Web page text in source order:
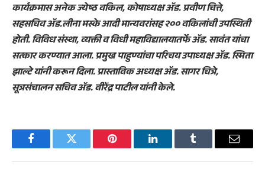
कार्यक्रमास अनेक ज्येष्ठ वकिल, कोषाध्यक्ष ॲड. प्रवीण चित्ते,
सहसचिव ॲड.लीना मस्के आदी मान्यवरांसह २०० वकिलांची उपस्थिती
होती. विविध संस्था, व्यक्ती व विधी महाविद्यालयातर्फे ॲड. सावंत यांचा
सत्कार करण्यात आला. प्रमुख पाहुण्यांचा परिचय उपाध्यक्ष ॲड. स्मिता
झाल्टे यांनी करून दिला. प्रास्ताविक अध्यक्ष ॲड. सागर चित्रे,
सूत्रसंचालन सचिव ॲड. वीरेंद्र पाटील यांनी केले.
FacebookTwitter Pinterest LinkedInTumblr Email